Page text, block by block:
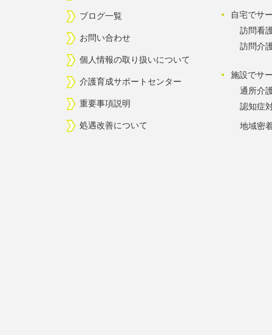
ブログ一覧
お問い合わせ
個人情報の取り扱いについて
介護育成サポートセンター
重要事項説明
処遇改善について
自宅でサ
訪問看
訪問介
施設でサ
通所介
認知症
地域密